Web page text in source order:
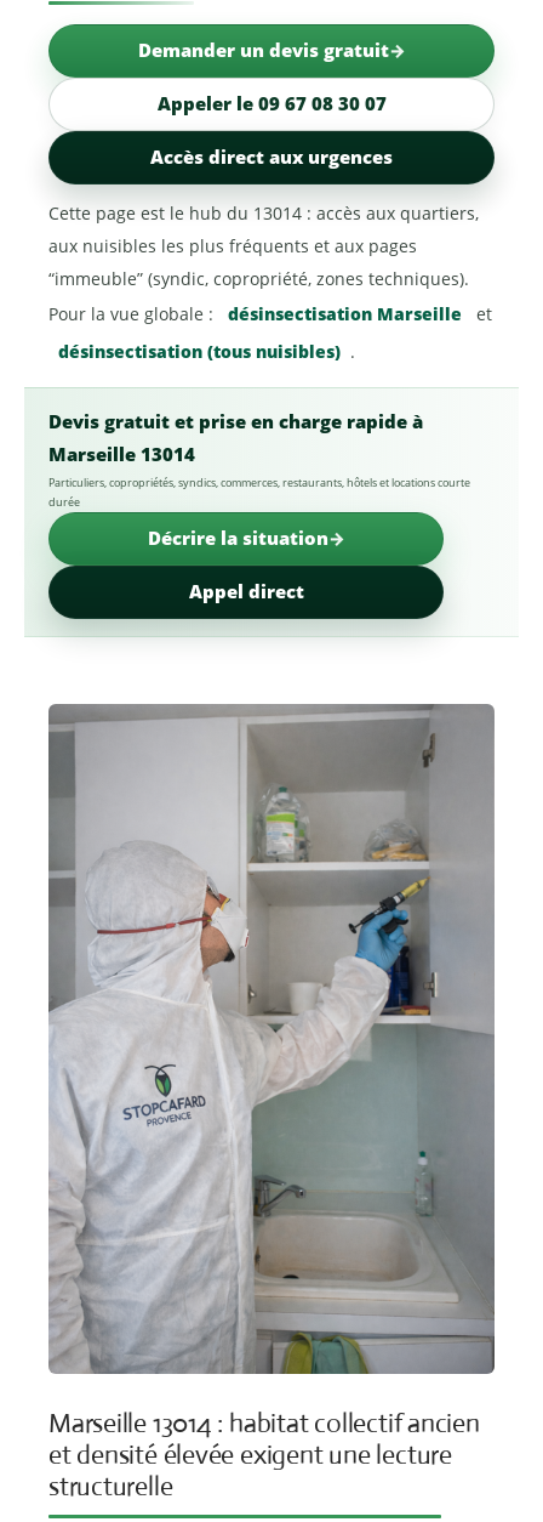
Demander un devis gratuit
Appeler le 09 67 08 30 07
Accès direct aux urgences
Cette page est le hub du 13014 : accès aux quartiers,
aux nuisibles les plus fréquents et aux pages
“immeuble” (syndic, copropriété, zones techniques).
Pour la vue globale :
désinsectisation Marseille
et
désinsectisation (tous nuisibles) .
Devis gratuit et prise en charge rapide à
Marseille 13014
Particuliers, copropriétés, syndics, commerces, restaurants, hôtels et locations courte
durée
Décrire la situation
Appel direct
Marseille 13014 : habitat collectif ancien
et densité élevée exigent une lecture
structurelle